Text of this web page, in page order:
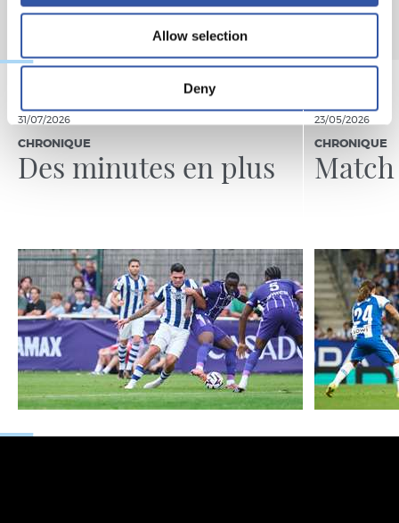
Allow selection
Deny
31/07/2026
CHRONIQUE
Des minutes en plus
23/05/2026
CHRONIQUE